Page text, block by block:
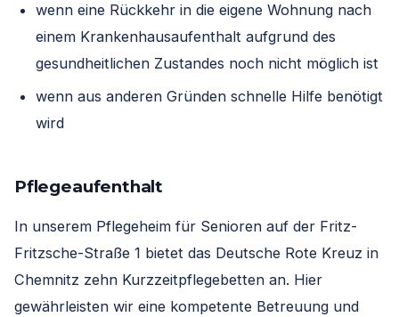
wenn eine Rückkehr in die eigene Wohnung nach
einem Krankenhausaufenthalt auf­grund des
gesundheitlichen Zustandes noch nicht möglich ist
wenn aus anderen Gründen schnelle Hilfe benötigt
wird
Pflegeaufenthalt
In unserem Pflegeheim für Senioren auf der Fritz-
Fritzsche-Straße 1 bietet das Deutsche Rote Kreuz in
Chemnitz zehn Kurzzeitpflegebetten an. Hier
gewährleisten wir eine kompetente Betreuung und